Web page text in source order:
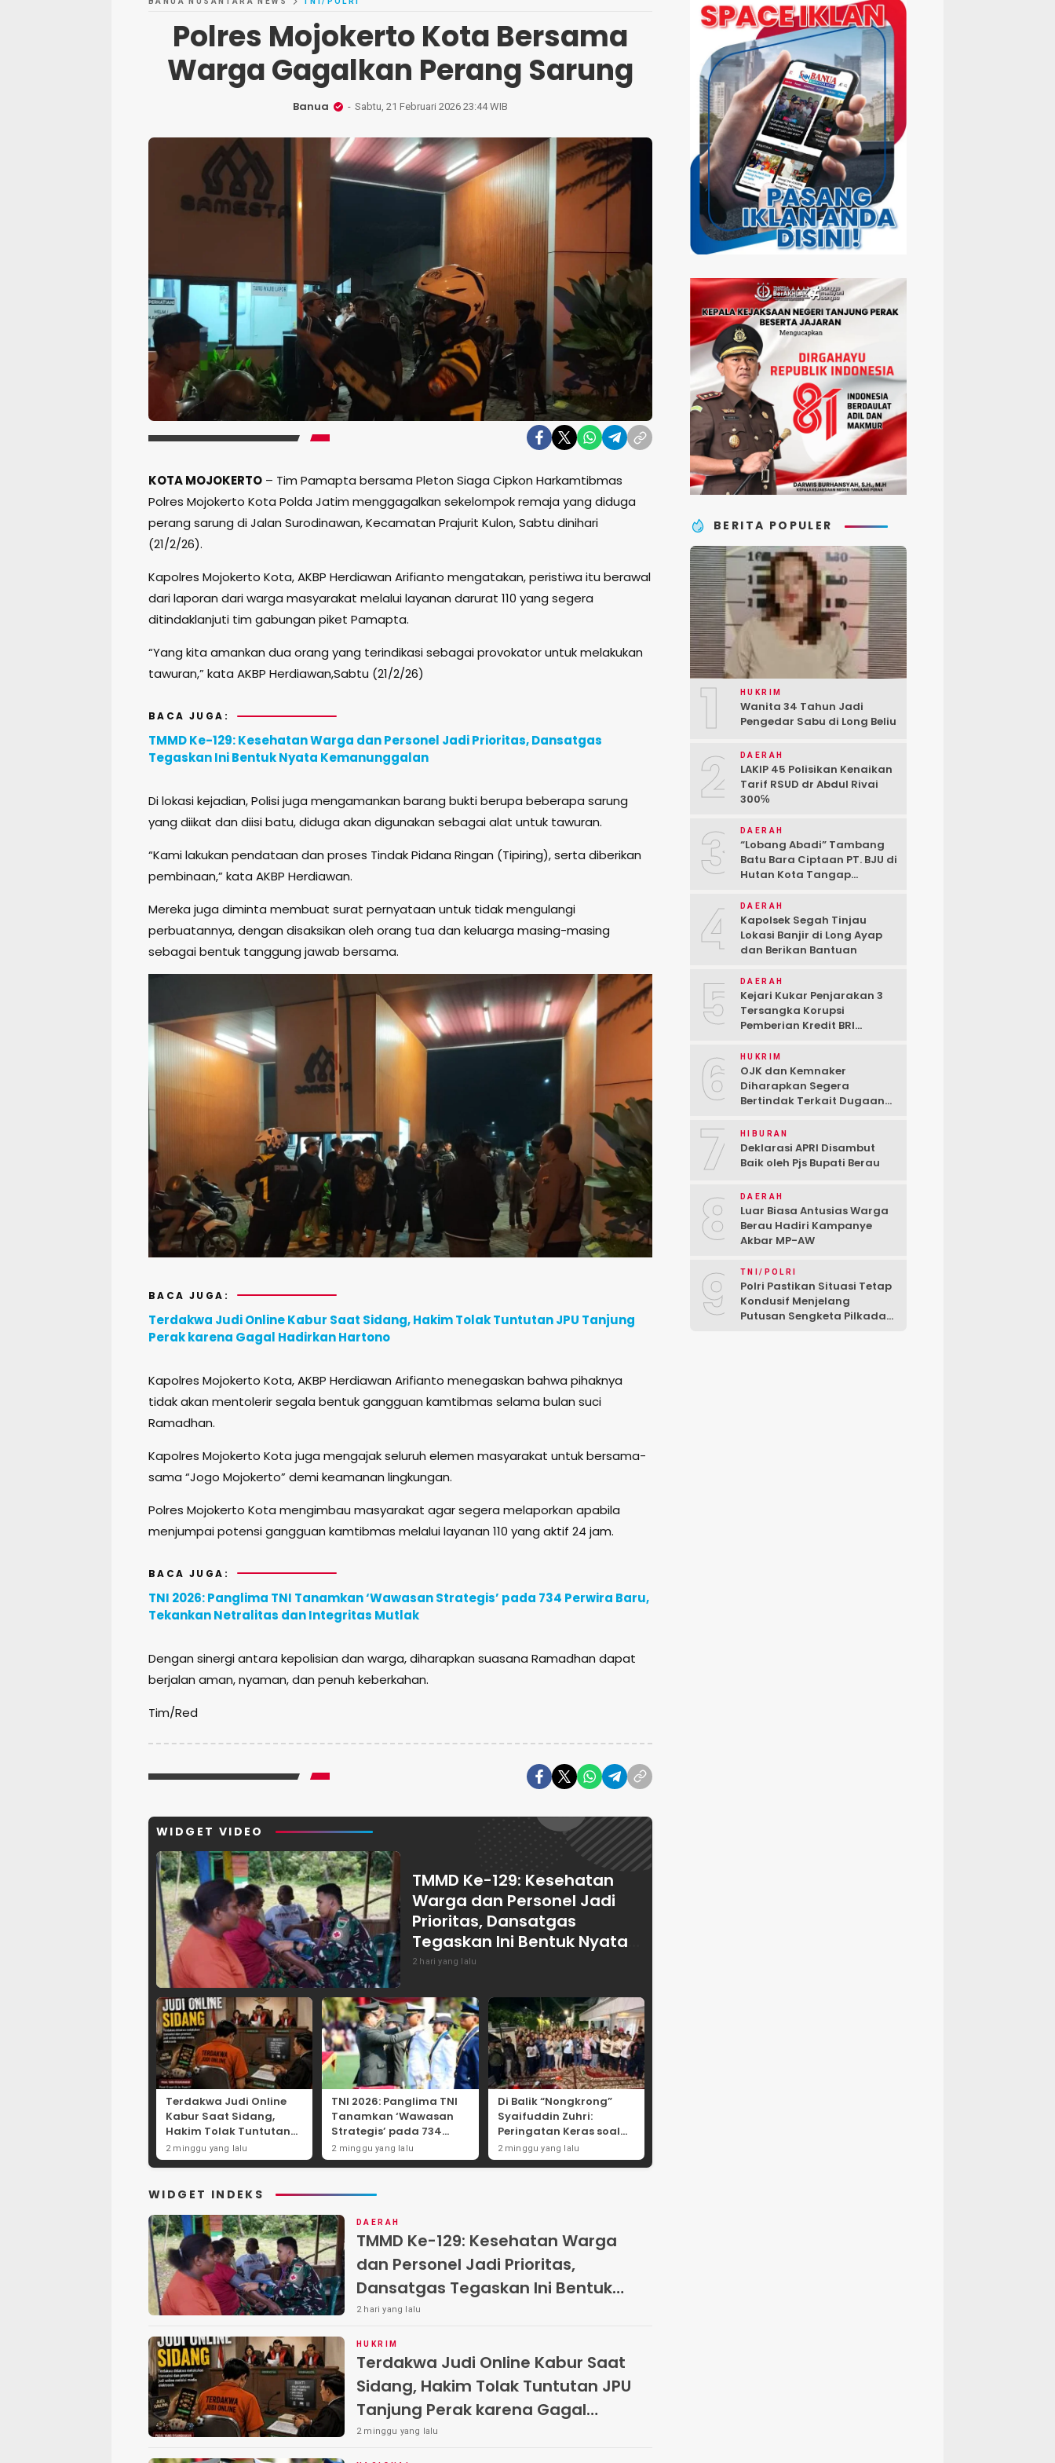
Polres Mojokerto Kota Bersama
Warga Gagalkan Perang Sarung
Banua Sabtu, 21 Februari 2026 23:44 WIB
KOTA MOJOKERTO – Tim Pamapta bersama Pleton Siaga Cipkon Harkamtibmas
Polres Mojokerto Kota Polda Jatim menggagalkan sekelompok remaja yang diduga
perang sarung di Jalan Surodinawan, Kecamatan Prajurit Kulon, Sabtu dinihari
(21/2/26).
Kapolres Mojokerto Kota, AKBP Herdiawan Arifianto mengatakan, peristiwa itu berawal
dari laporan dari warga masyarakat melalui layanan darurat 110 yang segera
ditindaklanjuti tim gabungan piket Pamapta.
“Yang kita amankan dua orang yang terindikasi sebagai provokator untuk melakukan
tawuran,” kata AKBP Herdiawan,Sabtu (21/2/26)
BACA JUGA:
TMMD Ke-129: Kesehatan Warga dan Personel Jadi Prioritas, Dansatgas
Tegaskan Ini Bentuk Nyata Kemanunggalan
Di lokasi kejadian, Polisi juga mengamankan barang bukti berupa beberapa sarung
yang diikat dan diisi batu, diduga akan digunakan sebagai alat untuk tawuran.
“Kami lakukan pendataan dan proses Tindak Pidana Ringan (Tipiring), serta diberikan
pembinaan,” kata AKBP Herdiawan.
Mereka juga diminta membuat surat pernyataan untuk tidak mengulangi
perbuatannya, dengan disaksikan oleh orang tua dan keluarga masing-masing
sebagai bentuk tanggung jawab bersama.
BACA JUGA:
Terdakwa Judi Online Kabur Saat Sidang, Hakim Tolak Tuntutan JPU Tanjung
Perak karena Gagal Hadirkan Hartono
Kapolres Mojokerto Kota, AKBP Herdiawan Arifianto menegaskan bahwa pihaknya
tidak akan mentolerir segala bentuk gangguan kamtibmas selama bulan suci
Ramadhan.
Kapolres Mojokerto Kota juga mengajak seluruh elemen masyarakat untuk bersama-
sama “Jogo Mojokerto” demi keamanan lingkungan.
Polres Mojokerto Kota mengimbau masyarakat agar segera melaporkan apabila
menjumpai potensi gangguan kamtibmas melalui layanan 110 yang aktif 24 jam.
BACA JUGA:
TNI 2026: Panglima TNI Tanamkan ‘Wawasan Strategis’ pada 734 Perwira Baru,
Tekankan Netralitas dan Integritas Mutlak
Dengan sinergi antara kepolisian dan warga, diharapkan suasana Ramadhan dapat
berjalan aman, nyaman, dan penuh keberkahan.
Tim/Red
WIDGET VIDEO
TMMD Ke-129: Kesehatan
Warga dan Personel Jadi
Prioritas, Dansatgas
Tegaskan Ini Bentuk Nyata
Kemanunggalan
2 hari yang lalu
Terdakwa Judi Online
Kabur Saat Sidang,
Hakim Tolak Tuntutan
JPU Tanjung Perak
karena Gagal Hadirkan
2 minggu yang lalu
TNI 2026: Panglima TNI
Tanamkan ‘Wawasan
Strategis’ pada 734
Perwira Baru, Tekankan
Netralitas dan
2 minggu yang lalu
Di Balik “Nongkrong”
Syaifuddin Zuhri:
Peringatan Keras soal
Pungli Administrasi dan
Batas Tegas Iuran
2 minggu yang lalu
WIDGET INDEKS
DAERAH
TMMD Ke-129: Kesehatan Warga
dan Personel Jadi Prioritas,
Dansatgas Tegaskan Ini Bentuk
Nyata Kemanunggalan
2 hari yang lalu
HUKRIM
Terdakwa Judi Online Kabur Saat
Sidang, Hakim Tolak Tuntutan JPU
Tanjung Perak karena Gagal
Hadirkan Hartono
2 minggu yang lalu
BERITA POPULER
1 HUKRIM
Wanita 34 Tahun Jadi
Pengedar Sabu di Long Beliu
2 DAERAH
LAKIP 45 Polisikan Kenaikan
Tarif RSUD dr Abdul Rivai
300℅
3 DAERAH
“Lobang Abadi” Tambang
Batu Bara Ciptaan PT. BJU di
Hutan Kota Tangap
4 DAERAH
Kapolsek Segah Tinjau
Lokasi Banjir di Long Ayap
dan Berikan Bantuan
5 DAERAH
Kejari Kukar Penjarakan 3
Tersangka Korupsi
Pemberian Kredit BRI
6 HUKRIM
OJK dan Kemnaker
Diharapkan Segera
Bertindak Terkait Dugaan
Sesuka Hati
7 HIBURAN
Deklarasi APRI Disambut
Baik oleh Pjs Bupati Berau
8 DAERAH
Luar Biasa Antusias Warga
Berau Hadiri Kampanye
Akbar MP-AW
9 TNI/POLRI
Polri Pastikan Situasi Tetap
Kondusif Menjelang
Putusan Sengketa Pilkada